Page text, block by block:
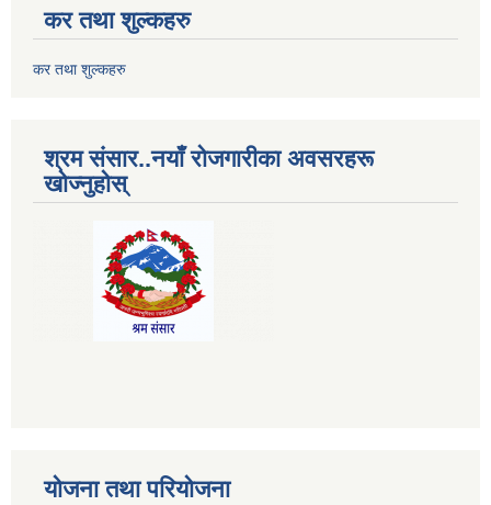
कर तथा शुल्कहरु
कर तथा शुल्कहरु
श्रम संसार..नयाँ रोजगारीका अवसरहरू
खोज्नुहोस्
योजना तथा परियोजना